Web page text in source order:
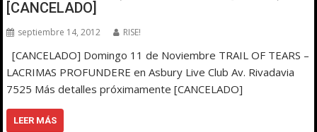
[CANCELADO]
septiembre 14, 2012 RISE!
[CANCELADO] Domingo 11 de Noviembre TRAIL OF TEARS –
LACRIMAS PROFUNDERE en Asbury Live Club Av. Rivadavia
7525 Más detalles próximamente [CANCELADO]
LEER MÁS